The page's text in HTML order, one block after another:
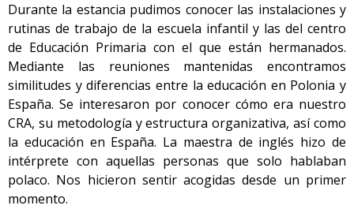
Durante la estancia pudimos conocer las instalaciones y
rutinas de trabajo de la escuela infantil y las del centro
de Educación Primaria con el que están hermanados.
Mediante las reuniones mantenidas encontramos
similitudes y diferencias entre la educación en Polonia y
España. Se interesaron por conocer cómo era nuestro
CRA, su metodología y estructura organizativa, así como
la educación en España. La maestra de inglés hizo de
intérprete con aquellas personas que solo hablaban
polaco. Nos hicieron sentir acogidas desde un primer
momento.